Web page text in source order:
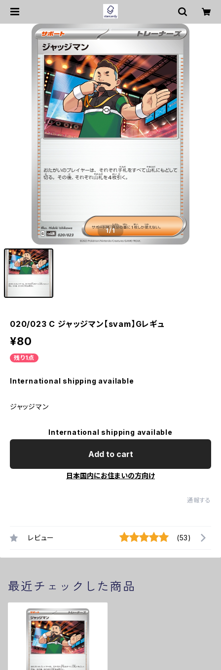
1/1
020/023 C ジャッジマン【svam】Gレギュ
¥80
残り1点
International shipping available
ジャッジマン
International shipping available
Add to cart
日本国内にお住まいの方向け
通報する
レビュー (53)
最近チェックした商品